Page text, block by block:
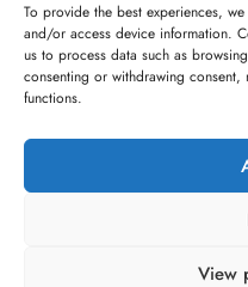
To provide the best experiences,
and/or access device information.
us to process data such as
consenting or withdrawing consent,
functions.
View
LinkedIn